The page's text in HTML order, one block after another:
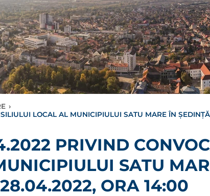
›
LOCAL AL MUNICIPIULUI SATU MARE ÎN
PRIVIND
SATU
ORA 14:00